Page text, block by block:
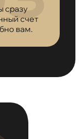
сразу
счет
вам.